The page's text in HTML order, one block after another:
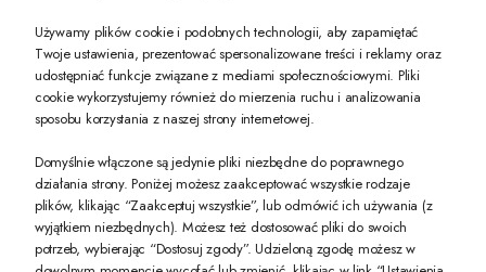
PREZENT DLA CIEBIE!
-10% na pierwsze zakupy na zeccoro.pl Gdy zapiszesz się do naszego
Twoje dane będą przetwarzane zgodnie z nasząpolityką prywatności
Używamy plików cookie i podobnych technologii, aby zapamiętać
Twoje ustawienia, prezentować spersonalizowane treści i reklamy oraz
udostępniać funkcje związane z mediami społecznościowymi. Pliki
cookie wykorzystujemy również do mierzenia ruchu i analizowania
sposobu korzystania z naszej strony internetowej.
Domyślnie włączone są jedynie pliki niezbędne do poprawnego
działania strony. Poniżej możesz zaakceptować wszystkie rodzaje
plików, klikając “Zaakceptuj wszystkie”, lub odmówić ich używania (z
wyjątkiem niezbędnych). Możesz też dostosować pliki do swoich
potrzeb, wybierając “Dostosuj zgody”. Udzieloną zgodę możesz w